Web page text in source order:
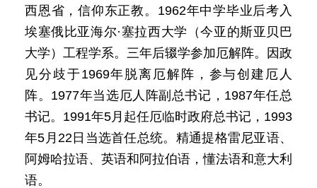
西恩省，信仰东正教。1962年中学毕业后考入
埃塞俄比亚海尔·塞拉西大学（今亚的斯亚贝巴
大学）工程学系。三年后辍学参加厄解阵。因政
见分歧于1969年脱离厄解阵，参与创建厄人
阵。1977年当选厄人阵副总书记，1987年任总
书记。1991年5月起任厄临时政府总书记，1993
年5月22日当选首任总统。精通提格雷尼亚语、
阿姆哈拉语、英语和阿拉伯语，懂法语和意大利
语。